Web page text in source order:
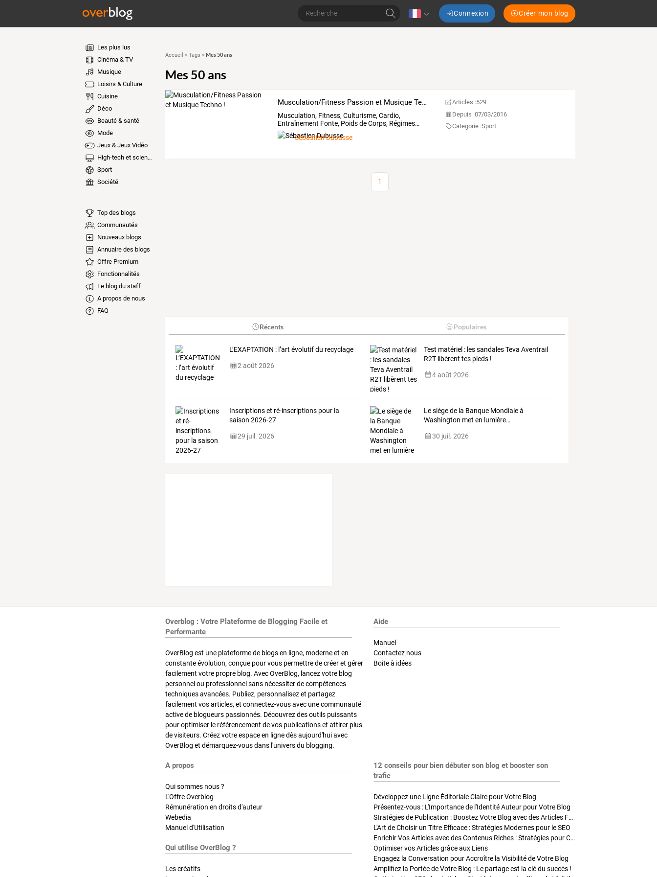
Connexion Créer mon blog
Les plus lus
Cinéma & TV
Musique
Loisirs & Culture
Cuisine
Déco
Beauté & santé
Mode
Jeux & Jeux Vidéo
High-tech et sciences
Sport
Société
Top des blogs
Communautés
Nouveaux blogs
Annuaire des blogs
Offre Premium
Fonctionnalités
Le blog du staff
A propos de nous
FAQ
Accueil » Tags » Mes 50 ans
Mes 50 ans
Musculation/Fitness Passion et Musique Techno !
Musculation, Fitness, Culturisme, Cardio,
Entraînement Fonte, PoidsdeCorps, Régimes…
Sébastien Dubusse
Articles :529
Depuis :07/03/2016
Categorie :Sport
1
Récents Populaires
L’EXAPTATION : l’art évolutif du recyclage
2 août 2026
Test matériel : les sandales Teva Aventrail
R2T libèrent tes pieds !
4 août 2026
Inscriptions et ré-inscriptions pour la
saison 2026-27
29 juil. 2026
Lesiègede la Banque Mondialeà
Washington met en lumière…
30 juil. 2026
Overblog : Votre Plateforme de Blogging Facile et
Performante
OverBlog est une plateforme de blogs en ligne, moderne et en
constante évolution, conçue pour vous permettre de créer et gérer
facilement votre propre blog. Avec OverBlog, lancez votre blog
personnel ou professionnel sans nécessiter de compétences
techniques avancées. Publiez, personnalisez et partagez
facilement vos articles, et connectez-vous avec une communauté
active de blogueurs passionnés. Découvrez des outils puissants
pour optimiser le référencement de vos publications et attirer plus
de visiteurs. Créez votre espace en ligne dès aujourd'hui avec
OverBlog et démarquez-vous dans l'univers du blogging.
Aide
Manuel
Contactez nous
Boite à idées
A propos
Qui sommes nous ?
L'Offre Overblog
Rémunération en droits d'auteur
Webedia
Manuel d'Utilisation
Qui utilise OverBlog ?
Les créatifs
12 conseils pour bien débuter son blog et booster son
trafic
Développez une Ligne Éditoriale Claire pour Votre Blog
Présentez-vous : L'Importance de l'Identité Auteur pour Votre Blog
Stratégies de Publication : Boostez Votre Blog avec des Articles Fréquents et Exclusifs
L'Art de Choisir un Titre Efficace : Stratégies Modernes pour le SEO
Enrichir Vos Articles avec des Contenus Riches : Stratégies pour Captiver et Optimiser
Optimiser vos Articles grâce aux Liens
Engagez la Conversation pour Accroître la Visibilité de Votre Blog
Amplifiez la Portée de Votre Blog : Le partage est la clé du succès !